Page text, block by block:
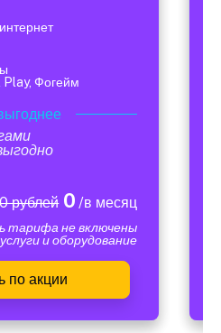
Play, Фогейм
рублей0 /в месяц
тарифа не включены
и оборудование
по акции